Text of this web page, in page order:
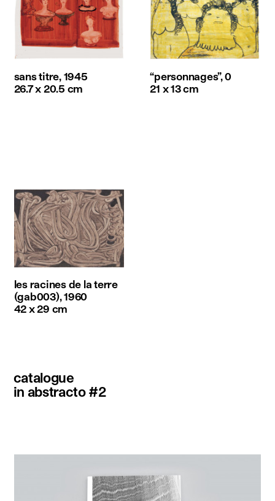
sans titre, 1945
26.7 x 20.5 cm
“personnages”, 0
21 x 13 cm
les racines de la terre
(gab003), 1960
42 x 29 cm
catalogue
in abstracto #2